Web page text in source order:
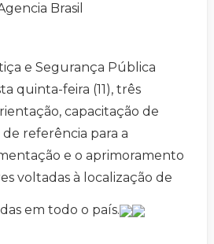
Brasil
e Segurança Pública
quinta-feira (11), três
capacitação de
referência para a
e o aprimoramento
voltadas à localização de
em todo o país.